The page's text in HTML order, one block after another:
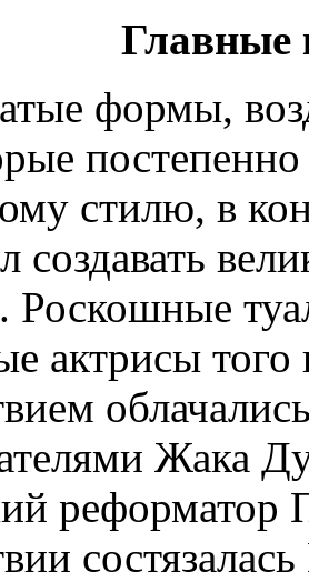
Главные
формы,
стилю, в
создавать
актрисы
Жака
реформатор